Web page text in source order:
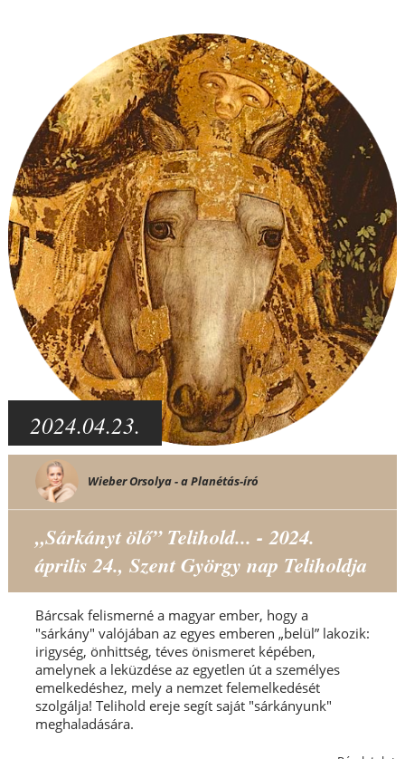
2024.04.23.
Wieber Orsolya - a Planétás-író
„Sárkányt ölő” Telihold... - 2024.
április 24., Szent György nap Teliholdja
Bárcsak felismerné a magyar ember, hogy a
"sárkány" valójában az egyes emberen „belül” lakozik:
irigység, önhittség, téves önismeret képében,
amelynek a leküzdése az egyetlen út a személyes
emelkedéshez, mely a nemzet felemelkedését
szolgálja! Telihold ereje segít saját "sárkányunk"
meghaladására.